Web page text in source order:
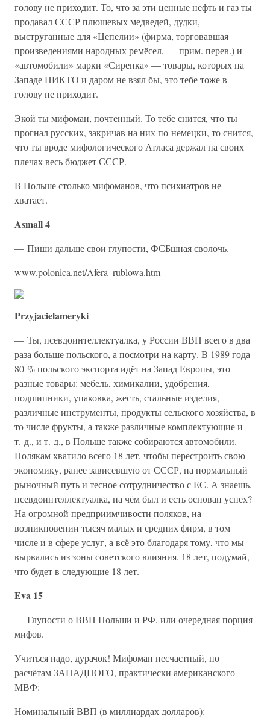
голову не приходит. То, что за эти ценные нефть и газ ты
продавал СССР плюшевых медведей, дудки,
выструганные для «Цепелии» (фирма, торговавшая
произведениями народных ремёсел, — прим. перев.) и
«автомобили» марки «Сиренка» — товары, которых на
Западе НИКТО и даром не взял бы, это тебе тоже в
голову не приходит.
Экой ты мифоман, почтенный. То тебе снится, что ты
прогнал русских, закричав на них по-немецки, то снится,
что ты вроде мифологического Атласа держал на своих
плечах весь бюджет СССР.
В Польше столько мифоманов, что психиатров не
хватает.
Asmall 4
— Пиши дальше свои глупости, ФСБшная сволочь.
www.polonica.net/Afera_rublowa.htm
Przyjacielameryki
— Ты, псевдоинтеллектуалка, у России ВВП всего в два
раза больше польского, а посмотри на карту. В 1989 года
80 % польского экспорта идёт на Запад Европы, это
разные товары: мебель, химикалии, удобрения,
подшипники, упаковка, жесть, стальные изделия,
различные инструменты, продукты сельского хозяйства, в
то числе фрукты, а также различные комплектующие и
т. д., и т. д., в Польше также собираются автомобили.
Полякам хватило всего 18 лет, чтобы перестроить свою
экономику, ранее зависевшую от СССР, на нормальный
рыночный путь и тесное сотрудничество с ЕС. А знаешь,
псевдоинтеллектуалка, на чём был и есть основан успех?
На огромной предприимчивости поляков, на
возникновении тысяч малых и средних фирм, в том
числе и в сфере услуг, а всё это благодаря тому, что мы
вырвались из зоны советского влияния. 18 лет, подумай,
что будет в следующие 18 лет.
Eva 15
— Глупости о ВВП Польши и РФ, или очередная порция
мифов.
Учиться надо, дурачок! Мифоман несчастный, по
расчётам ЗАПАДНОГО, практически американского
МВФ:
Номинальный ВВП (в миллиардах долларов):